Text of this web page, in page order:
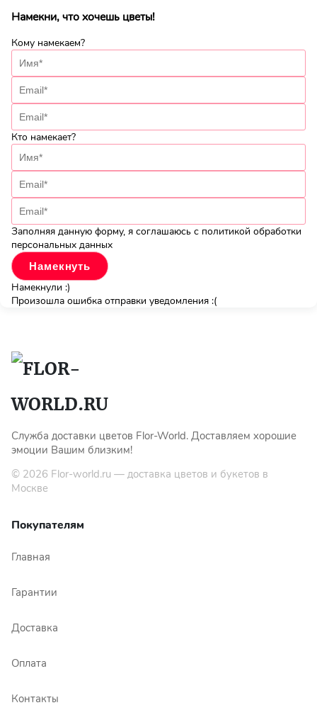
Намекни, что хочешь цветы!
Кому намекаем?
Кто намекает?
Заполняя данную форму, я соглашаюсь с политикой обработки
персональных данных
Намекнули :)
Произошла ошибка отправки уведомления :(
Служба доставки цветов Flor-World. Доставляем хорошие
эмоции Вашим близким!
© 2026 Flor-world.ru — доставка цветов и букетов в
Москве
Покупателям
Главная
Гарантии
Доставка
Оплата
Контакты